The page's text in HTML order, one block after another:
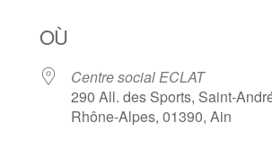
OÙ
Centre social ECLAT
290 All. des Sports, Saint-
Rhône-Alpes, 01390, Ain